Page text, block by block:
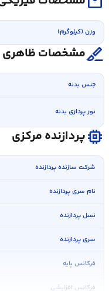
وزن (کیلوگرم)
surgicalمشخصات ظاهری
جنس بدنه
نور پردازی بدنه
memoryپردازنده مرکزی
شرکت سازنده پردازنده
نام سری پردازنده
نسل پردازنده
سری پردازنده
فرکانس پایه
فرکانس افزایشی